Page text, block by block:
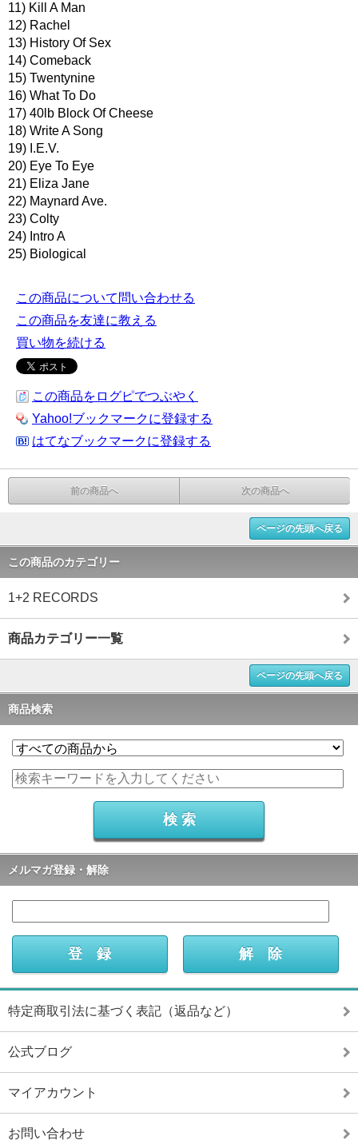
11) Kill A Man
12) Rachel
13) History Of Sex
14) Comeback
15) Twentynine
16) What To Do
17) 40lb Block Of Cheese
18) Write A Song
19) I.E.V.
20) Eye To Eye
21) Eliza Jane
22) Maynard Ave.
23) Colty
24) Intro A
25) Biological
この商品について問い合わせる
この商品を友達に教える
買い物を続ける
この商品をログピでつぶやく
Yahoo!ブックマークに登録する
はてなブックマークに登録する
前の商品へ 次の商品へ
ページの先頭へ戻る
この商品のカテゴリー
1+2 RECORDS
商品カテゴリー一覧
ページの先頭へ戻る
商品検索
メルマガ登録・解除
特定商取引法に基づく表記（返品など）
公式ブログ
マイアカウント
お問い合わせ